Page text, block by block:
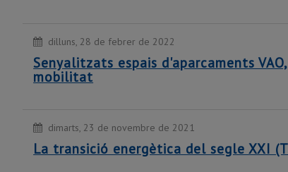
dilluns, 28 de febrer de 2022
Senyalitzats espais d'aparcaments
mobilitat
dimarts, 23 de novembre de 2021
La transició energètica del segle XXI